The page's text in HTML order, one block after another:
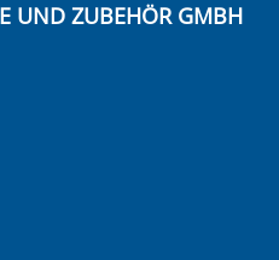
UND ZUBEHÖR GMBH